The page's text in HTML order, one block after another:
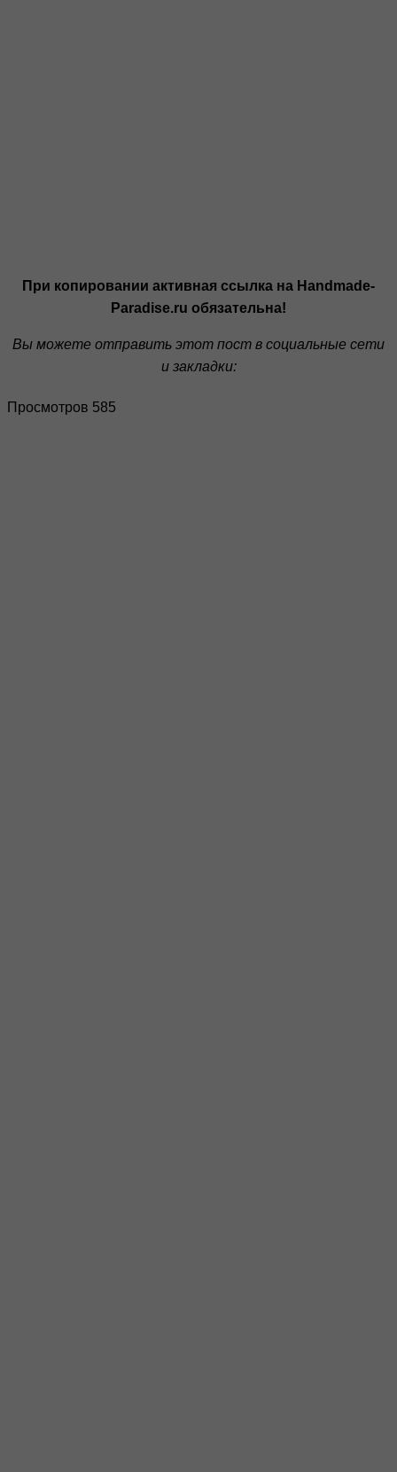
При копировании активная ссылка на Handmade-
Paradise.ru обязательна!
Вы можете отправить этот пост в социальные сети
и закладки:
Просмотров 585